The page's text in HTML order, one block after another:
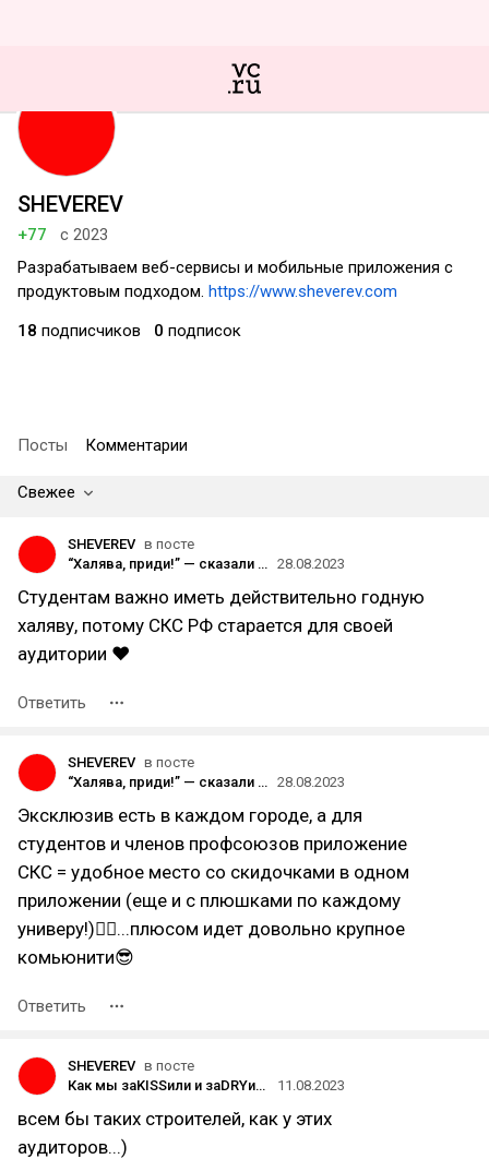
SHEVEREV
+77
с 2023
Разрабатываем веб-сервисы и мобильные приложения c
продуктовым подходом. https://www.sheverev.com
18 подписчиков 0 подписок
Посты Комментарии
Свежее
SHEVEREV в посте
“Халява, приди!” — сказали студенты. И она пришла...в виде мобильного приложения ✅ 28.08.2023
Студентам важно иметь действительно годную
халяву, потому СКС РФ старается для своей
аудитории ❤️
Ответить
SHEVEREV в посте
“Халява, приди!” — сказали студенты. И она пришла...в виде мобильного приложения ✅ 28.08.2023
Эксклюзив есть в каждом городе, а для
студентов и членов профсоюзов приложение
СКС = удобное место со скидочками в одном
приложении (еще и с плюшками по каждому
универу!)✌🏼...плюсом идет довольно крупное
комьюнити😎
Ответить
SHEVEREV в посте
Как мы заKISSили и заDRYили огромный аудит ✔️
11.08.2023
всем бы таких строителей, как у этих
аудиторов...)